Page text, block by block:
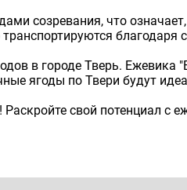
созревания, что
благодаря
в городе Тверь.
ягоды по Твери будут
свой потенциал